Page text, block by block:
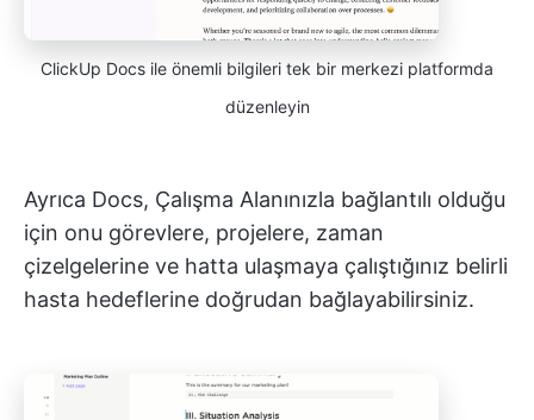
ClickUp Docs ile önemli bilgileri tek bir merkezi platformda
düzenleyin
Ayrıca Docs, Çalışma Alanınızla bağlantılı olduğu
için onu görevlere, projelere, zaman
çizelgelerine ve hatta ulaşmaya çalıştığınız belirli
hasta hedeflerine doğrudan bağlayabilirsiniz.